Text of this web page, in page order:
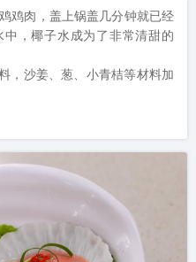
鸡肉，盖上锅盖几分钟就已经
，椰子水成为了非常清甜的
，沙姜、葱、小青桔等材料加